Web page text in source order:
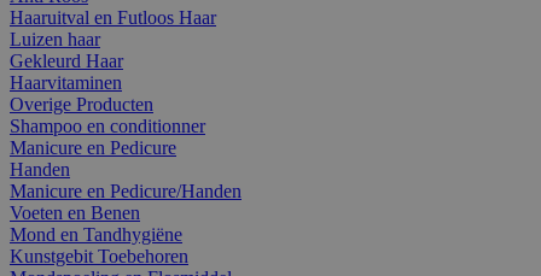
Haaruitval en Futloos Haar
Luizen haar
Gekleurd Haar
Haarvitaminen
Overige Producten
Shampoo en conditionner
Manicure en Pedicure
Handen
Manicure en Pedicure/Handen
Voeten en Benen
Mond en Tandhygiëne
Kunstgebit Toebehoren